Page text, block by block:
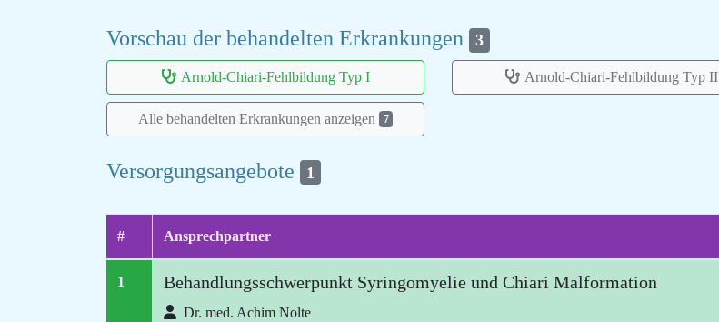
Vorschau der behandelten Erkrankungen 3
Arnold-Chiari-Fehlbildung Typ I Arnold-Chiari-Fehlbildung Typ II
Alle behandelten Erkrankungen anzeigen 7
Versorgungsangebote 1
# Ansprechpartner
1 Behandlungsschwerpunkt Syringomyelie und Chiari Malformation
Dr. med. Achim Nolte